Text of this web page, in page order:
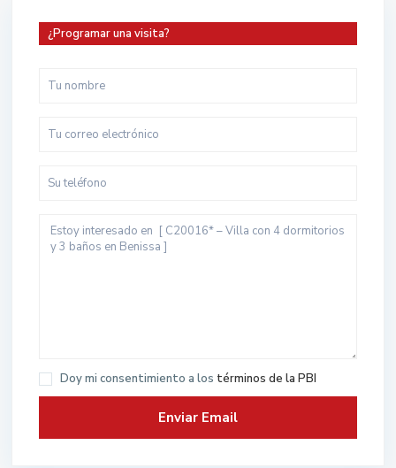
¿Programar una visita?
Doy mi consentimiento a los términos de la PBI